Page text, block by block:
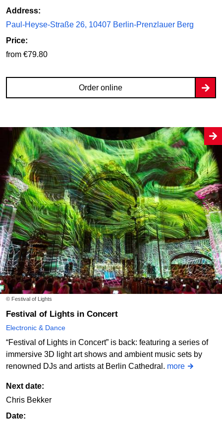
Address:
Paul-Heyse-Straße 26, 10407 Berlin-Prenzlauer Berg
Price:
from €79.80
Order online
© Festival of Lights
Festival of Lights in Concert
Electronic & Dance
“Festival of Lights in Concert” is back: featuring a series of
immersive 3D light art shows and ambient music sets by
renowned DJs and artists at Berlin Cathedral. more
Next date:
Chris Bekker
Date: